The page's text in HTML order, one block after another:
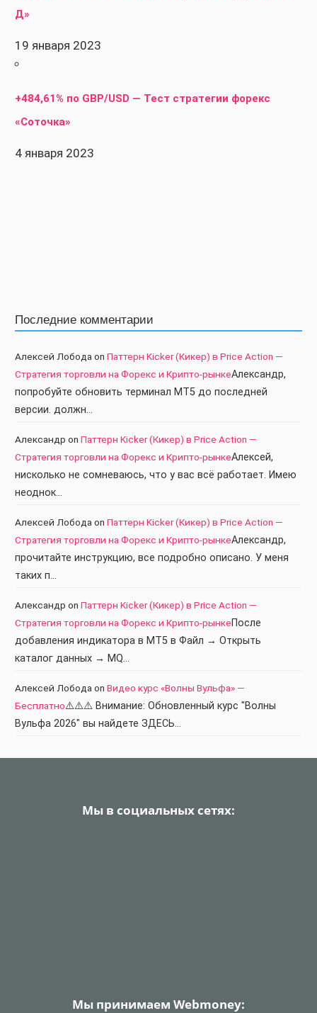
Д»
19 января 2023
+484,61% по GBP/USD — Тест стратегии форекс
«Соточка»
4 января 2023
Последние комментарии
Алексей Лобода on Паттерн Kicker (Кикер) в Price Action —
Стратегия торговли на Форекс и Крипто-рынкеАлександр,
попробуйте обновить терминал МТ5 до последней
версии. должн…
Александр on Паттерн Kicker (Кикер) в Price Action —
Стратегия торговли на Форекс и Крипто-рынкеАлексей,
нисколько не сомневаюсь, что у вас всё работает. Имею
неоднок…
Алексей Лобода on Паттерн Kicker (Кикер) в Price Action —
Стратегия торговли на Форекс и Крипто-рынкеАлександр,
прочитайте инструкцию, все подробно описано. У меня
таких п…
Александр on Паттерн Kicker (Кикер) в Price Action —
Стратегия торговли на Форекс и Крипто-рынкеПосле
добавления индикатора в МТ5 в Файл → Открыть
каталог данных → MQ…
Алексей Лобода on Видео курс «Волны Вульфа» —
Бесплатно⚠️⚠️⚠️ Внимание: Обновленный курс "Волны
Вульфа 2026" вы найдете ЗДЕСЬ…
Мы в социальных сетях:
Мы принимаем Webmoney: